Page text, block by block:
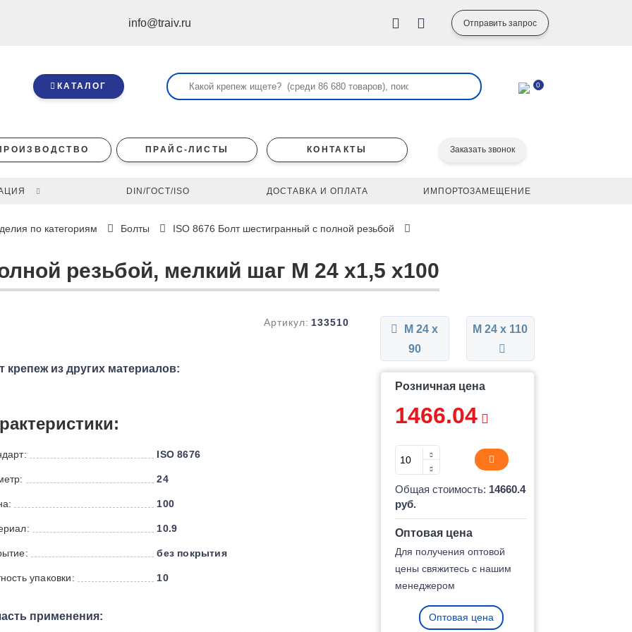
info@traiv.ru Отправить запрос
КАТАЛОГ 0
ПРАЙС-ЛИСТЫ КОНТАКТЫ Заказать звонок
DIN/ГОСТ/ISO ДОСТАВКА И ОПЛАТА ИМПОРТОЗАМЕЩЕНИЕ
по категориям Болты ISO 8676 Болт шестигранный с полной резьбой
резьбой, мелкий шаг M 24 x1,5 x100
Артикул: 133510
крепеж из других материалов:
ISO 8676
24
100
10.9
без покрытия
упаковки: 10
применения:
М 24 x
90
М 24 x 110
Розничная цена
1466.04
Общая стоимость: 14660.4
руб.
Оптовая цена
Для получения оптовой
цены свяжитесь с нашим
менеджером
Оптовая цена